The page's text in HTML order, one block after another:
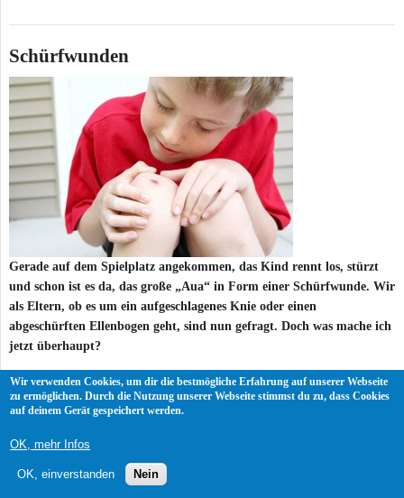
Schürfwunden
Gerade auf dem Spielplatz angekommen, das Kind rennt los, stürzt
und schon ist es da, das große „Aua“ in Form einer Schürfwunde. Wir
als Eltern, ob es um ein aufgeschlagenes Knie oder einen
abgeschürften Ellenbogen geht, sind nun gefragt. Doch was mache ich
jetzt überhaupt?
mehr lesen
Wir verwenden Cookies, um dir die bestmögliche Erfahrung auf unserer Webseite
zu ermöglichen. Durch die Nutzung unserer Webseite stimmst du zu, dass Cookies
auf deinem Gerät gespeichert werden.
OK, mehr Infos
OK, einverstanden Nein